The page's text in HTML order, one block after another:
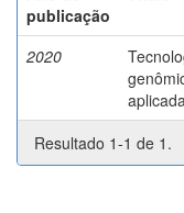
publicação
2020
Resultado 1-1 de 1.